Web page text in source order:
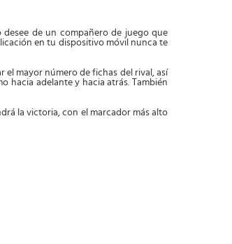
de un compañero de juego que
en tu dispositivo móvil nunca te
el mayor número de fichas del rival, así
hacia adelante y hacia atrás. También
la victoria, con el marcador más alto